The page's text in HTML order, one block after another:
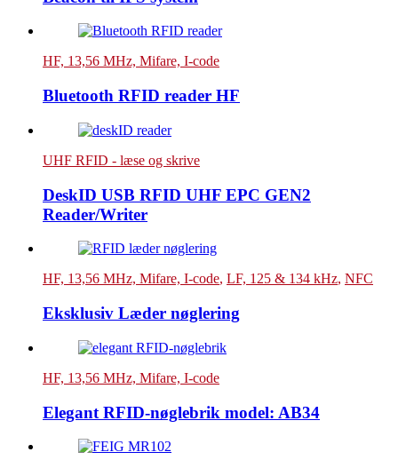
HF, 13,56 MHz, Mifare, I-code
Bluetooth RFID reader HF
UHF RFID - læse og skrive
DeskID USB RFID UHF EPC GEN2
Reader/Writer
HF, 13,56 MHz, Mifare, I-code, LF, 125 & 134 kHz, NFC
Eksklusiv Læder nøglering
HF, 13,56 MHz, Mifare, I-code
Elegant RFID-nøglebrik model: AB34